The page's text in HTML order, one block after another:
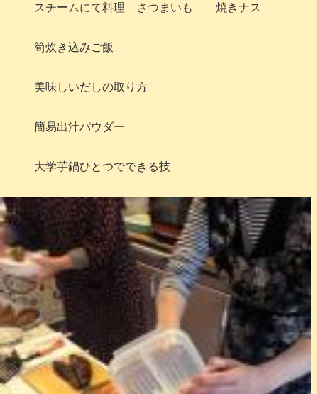
スチームにて料理 さつまいも 焼きナス
筍炊き込みご飯
美味しいだしの取り方
簡易出汁パウダー
大学芋鍋ひとつでできる技